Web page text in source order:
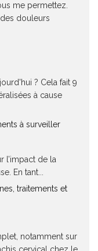
me permettez.
douleurs
? Cela fait 9
à cause
à surveiller
l’impact de la
En tant...
traitements et
notamment sur